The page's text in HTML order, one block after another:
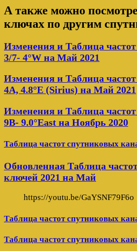
А также можно
ключах по другим
Изменения и Таблица
3/7- 4°W на Май 2021
Изменения и Таблица
4A, 4.8°E (Sirius) на Май 2021
Изменения и Таблица
9B- 9.0°East на Ноябрь 2020
Таблица частот спутниковых
Обновленная Таблица
ключей 2021 на Май
https://youtu.be/GaYSNF79F6o
Таблица частот спутниковых
Таблица частот спутниковых